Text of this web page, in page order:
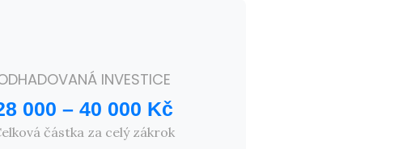
INVESTICE
000 –40 000 Kč
částka za celý zákrok